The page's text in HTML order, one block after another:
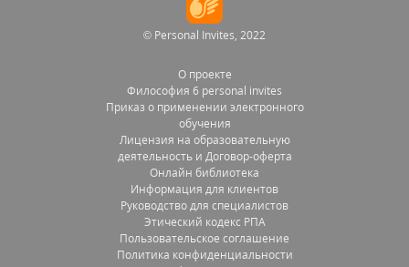
© Personal Invites, 2022
О проекте
Философия 6 personal invites
Приказ о применении электронного
обучения
Лицензия на образовательную
деятельность и Договор-оферта
Онлайн библиотека
Информация для клиентов
Руководство для специалистов
Этический кодекс РПА
Пользовательское соглашение
Политика конфиденциальности